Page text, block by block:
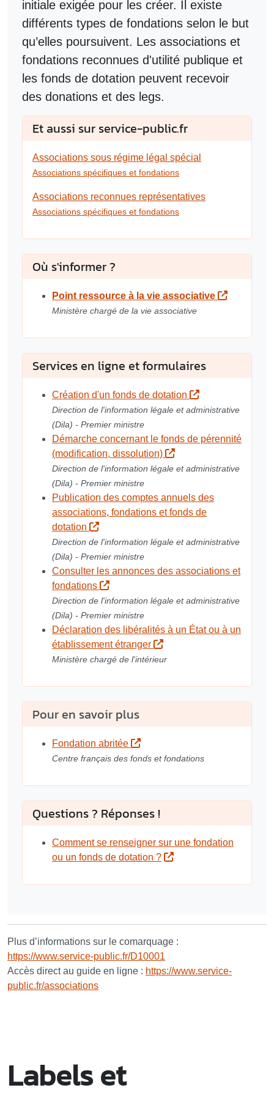
initiale exigée pour les créer. Il existe
différents types de fondations selon le but
qu’elles poursuivent. Les associations et
fondations reconnues d'utilité publique et
les fonds de dotation peuvent recevoir
des donations et des legs.
Et aussi sur service-public.fr
Associations sous régime légal spécial
Associations spécifiques et fondations
Associations reconnues représentatives
Associations spécifiques et fondations
Où s'informer ?
Point ressource à la vie associative
Ministère chargé de la vie associative
Services en ligne et formulaires
Création d'un fonds de dotation
Direction de l'information légale et administrative
(Dila) - Premier ministre
Démarche concernant le fonds de pérennité
(modification, dissolution)
Direction de l'information légale et administrative
(Dila) - Premier ministre
Publication des comptes annuels des
associations, fondations et fonds de
dotation
Direction de l'information légale et administrative
(Dila) - Premier ministre
Consulter les annonces des associations et
fondations
Direction de l'information légale et administrative
(Dila) - Premier ministre
Déclaration des libéralités à un État ou à un
établissement étranger
Ministère chargé de l'intérieur
Pour en savoir plus
Fondation abritée
Centre français des fonds et fondations
Questions ? Réponses !
Comment se renseigner sur une fondation
ou un fonds de dotation ?
Plus d’informations sur le comarquage :
https://www.service-public.fr/D10001
Accès direct au guide en ligne : https://www.service-
public.fr/associations
Labels et